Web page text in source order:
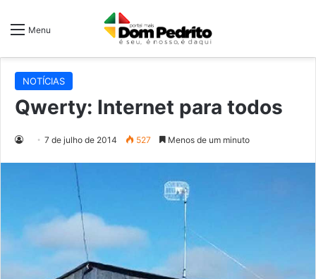
Menu
NOTÍCIAS
Qwerty: Internet para todos
7 de julho de 2014 527 Menos de um minuto